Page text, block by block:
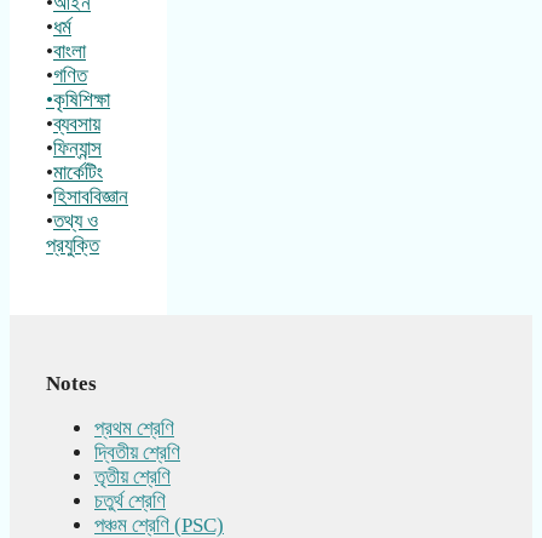
•ধর্ম
•বাংলা
•গণিত
•কৃষিশিক্ষা
•ব্যবসায়
•ফিন্যান্স
•মার্কেটিং
•হিসাববিজ্ঞান
•তথ্য ও
প্রযুক্তি
Notes
প্রথম শ্রেণি
দ্বিতীয় শ্রেণি
তৃতীয় শ্রেণি
চতুর্থ শ্রেণি
পঞ্চম শ্রেণি (PSC)